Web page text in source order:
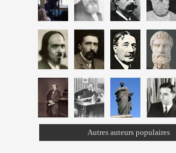
Autres auteurs populaires